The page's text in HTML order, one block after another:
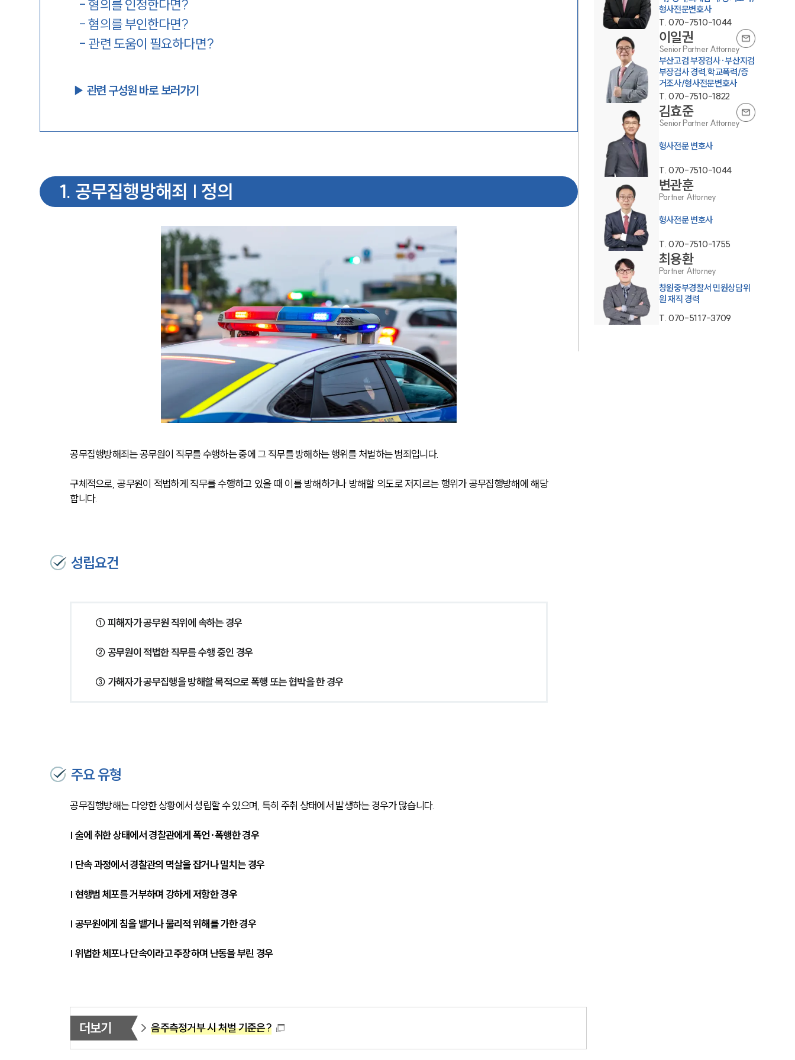
그룹소개
그룹소개
대륜의 강점
오시는 길
글로벌 파트너 로펌
고객의 소리
통합검색
AI대륜
업무사례
-혐의를 인정한다면?
-혐의를 부인한다면?
- 관련 도움이 필요하다면?
▶︎ 관련 구성원 바로 보러가기
1. 공무집행방해죄 | 정의
공무집행방해죄는 공무원이 직무를 수행하는 중에 그 직무를 방해하는 행위를 처벌하는 범죄입니다.
구체적으로, 공무원이 적법하게 직무를 수행하고 있을 때 이를 방해하거나 방해할 의도로 저지르는 행위가 공무집행방해에 해당
합니다.
성립요건
① 피해자가 공무원 직위에 속하는 경우
② 공무원이 적법한 직무를 수행 중인 경우
③ 가해자가 공무집행을 방해할 목적으로 폭행 또는 협박을 한 경우
주요 유형
공무집행방해는 다양한 상황에서 성립할 수 있으며, 특히 주취 상태에서 발생하는 경우가 많습니다.
| 술에 취한 상태에서 경찰관에게 폭언·폭행한 경우
| 단속 과정에서 경찰관의 멱살을 잡거나 밀치는 경우
| 현행범 체포를 거부하며 강하게 저항한 경우
| 공무원에게 침을 뱉거나 물리적 위해를 가한 경우
| 위법한 체포나 단속이라고 주장하며 난동을 부린 경우
더보기 음주측정거부 시 처벌 기준은?
형사전문변호사
T. 070-7510-1044
이일권
Senior Partner Attorney
부산고검 부장검사·부산지검
부장검사 경력,학교폭력/증
거조사/형사전문변호사
T. 070-7510-1822
김효준
Senior Partner Attorney
형사전문 변호사
T. 070-7510-1044
변관훈
Partner Attorney
형사전문 변호사
T. 070-7510-1755
최용환
Partner Attorney
창원중부경찰서 민원상담위
원 재직 경력
T. 070-5117-3709